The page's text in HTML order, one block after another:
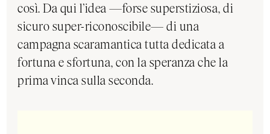
così. Da qui l’idea —forse superstiziosa, di
sicuro super-riconoscibile— di una
campagna scaramantica tutta dedicata a
fortuna e sfortuna, con la speranza che la
prima vinca sulla seconda.